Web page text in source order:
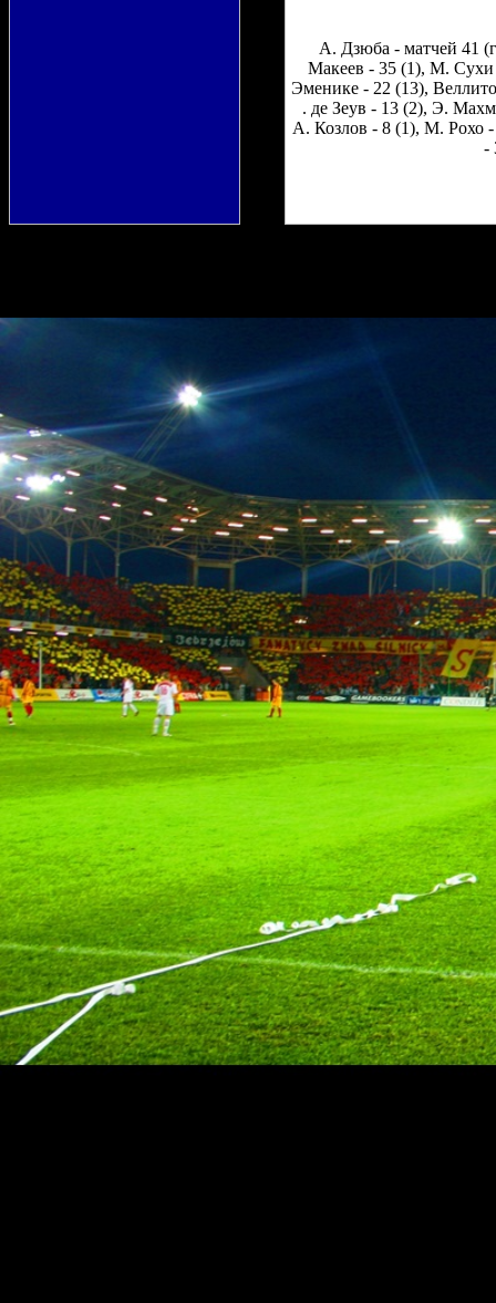
А. Дзюба - матчей 41
Макеев - 35 (1), М. Сухи
Эменике - 22 (13),
. де Зеув - 13 (2), Э.
А. Козлов - 8 (1), М. Рохо
-